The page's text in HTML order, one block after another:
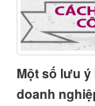
Một số lưu ý
doanh